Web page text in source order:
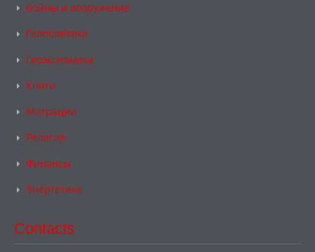
Войны и вооружение
Геополитика
Геоэкономика
Книги
Миграции
Религия
Финансы
Энергетика
Contacts